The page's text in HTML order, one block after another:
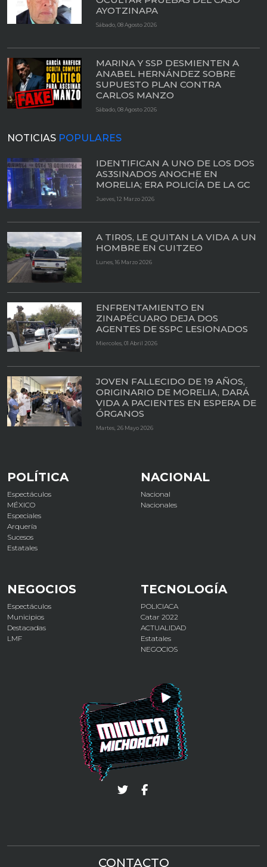
CONTACTO
AYOTZINAPA
Sábado, 08 Agosto 2026
MARINA Y SSP DESMIENTEN A
ANABEL HERNÁNDEZ SOBRE
SUPUESTO PLAN CONTRA
CARLOS MANZO
Sábado, 08 Agosto 2026
NOTICIAS POPULARES
IDENTIFICAN A UNO DE LOS DOS
AS3SINADOS ANOCHE EN
MORELIA; ERA POLICÍA DE LA GC
Jueves, 12 Marzo 2026
A TIR0S, LE QUITAN LA VIDA A UN
HOMBRE EN CUITZEO
Lunes, 16 Marzo 2026
ENFRENTAMIENTO EN
ZINAPÉCUARO DEJA DOS
AGENTES DE SSPC LESIONADOS
Miercoles, 01 Abril 2026
JOVEN FALLECIDO DE 19 AÑOS,
ORIGINARIO DE MORELIA, DARÁ
VIDA A PACIENTES EN ESPERA DE
ÓRGANOS
Martes, 26 Mayo 2026
POLÍTICA
Espectáculos
MÉXICO
Especiales
Arquería
Sucesos
Estatales
NACIONAL
Nacional
Nacionales
NEGOCIOS
Espectáculos
Municipios
Destacadas
LMF
TECNOLOGÍA
POLICIACA
Catar 2022
ACTUALIDAD
Estatales
NEGOCIOS